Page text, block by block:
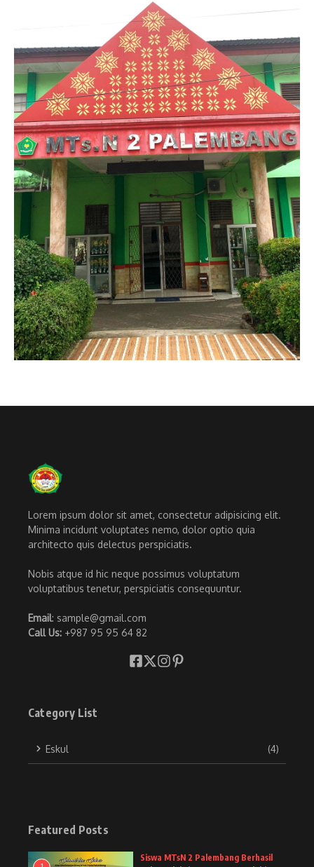
Lorem ipsum dolor sit amet, consectetur adipisicing elit.
Minima incidunt voluptates nemo, dolor optio quia
architecto quis delectus perspiciatis.
Nobis atque id hic neque possimus voluptatum
voluptatibus tenetur, perspiciatis consequuntur.
Email: sample@gmail.com
Call Us: +987 95 95 64 82
Category List
Eskul (4)
Featured Posts
Siswa MTsN 2 Palembang Berhasil